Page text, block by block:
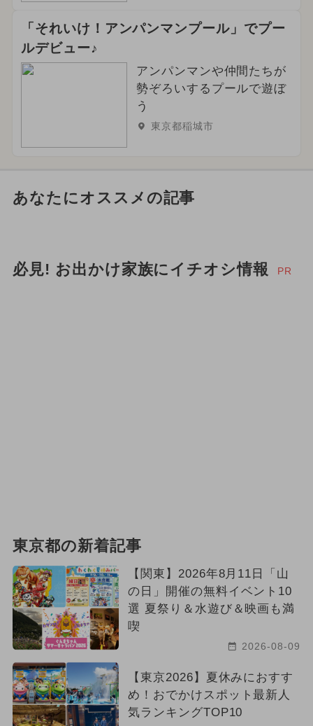
「それいけ！アンパンマンプール」でプー
ルデビュー♪
アンパンマンや仲間たちが
勢ぞろいするプールで遊ぼ
う
東京都稲城市
あなたにオススメの記事
必見! お出かけ家族にイチオシ情報 PR
東京都の新着記事
【関東】2026年8月11日「山
の日」開催の無料イベント10
選 夏祭り＆水遊び＆映画も満
喫
2026-08-09
【東京2026】夏休みにおすす
め！おでかけスポット最新人
気ランキングTOP10